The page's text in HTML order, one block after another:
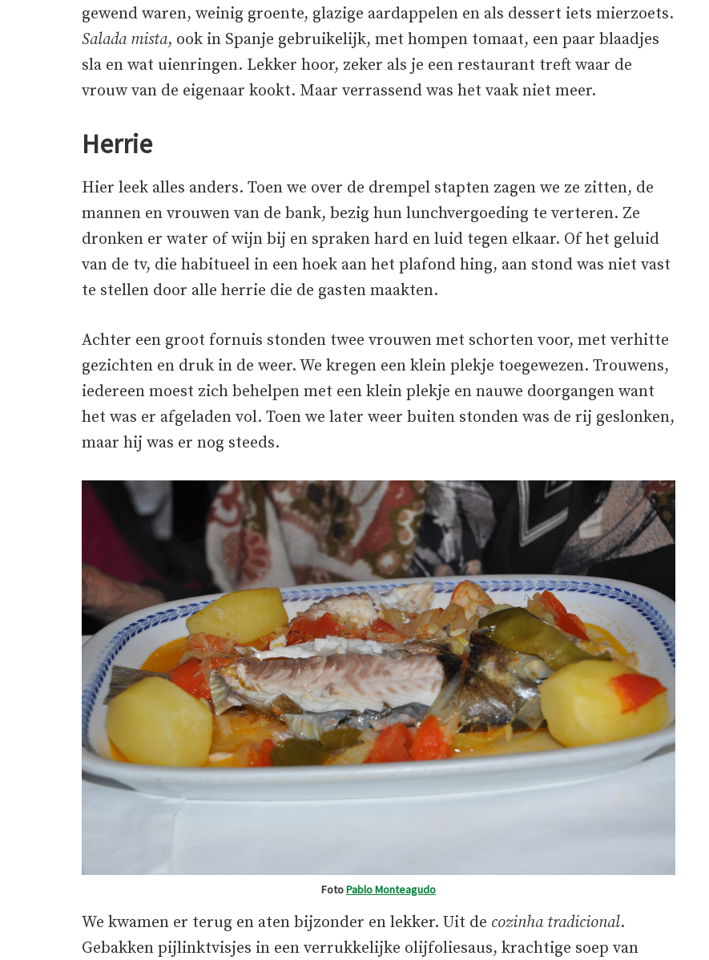
gewend waren, weinig groente, glazige aardappelen en als dessert iets mierzoets.
Salada mista, ook in Spanje gebruikelijk, met hompen tomaat, een paar blaadjes
sla en wat uienringen. Lekker hoor, zeker als je een restaurant treft waar de
vrouw van de eigenaar kookt. Maar verrassend was het vaak niet meer.
Herrie
Hier leek alles anders. Toen we over de drempel stapten zagen we ze zitten, de
mannen en vrouwen van de bank, bezig hun lunchvergoeding te verteren. Ze
dronken er water of wijn bij en spraken hard en luid tegen elkaar. Of het geluid
van de tv, die habitueel in een hoek aan het plafond hing, aan stond was niet vast
te stellen door alle herrie die de gasten maakten.
Achter een groot fornuis stonden twee vrouwen met schorten voor, met verhitte
gezichten en druk in de weer. We kregen een klein plekje toegewezen. Trouwens,
iedereen moest zich behelpen met een klein plekje en nauwe doorgangen want
het was er afgeladen vol. Toen we later weer buiten stonden was de rij geslonken,
maar hij was er nog steeds.
FotoPablo Monteagudo
We kwamen er terug en aten bijzonder en lekker. Uit de cozinha tradicional.
Gebakken pijlinktvisjes in een verrukkelijke olijfoliesaus, krachtige soep van